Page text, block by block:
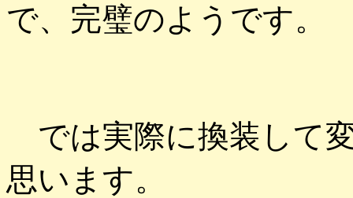
で、完璧のようです。
では実際に換装して
思います。